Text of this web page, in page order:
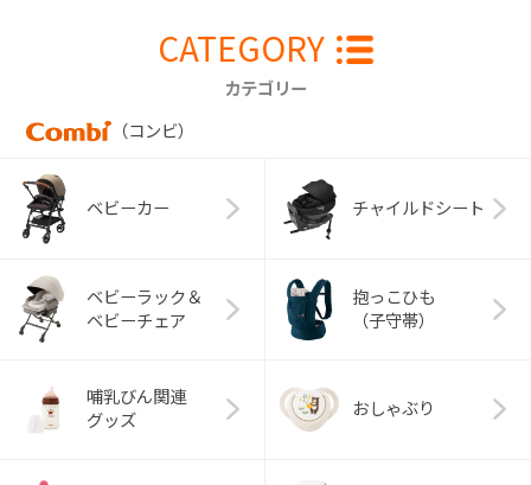
CATEGORY
カテゴリー
（コンビ）
ベビーカー チャイルドシート
ベビーラック＆
ベビーチェア
抱っこひも
（子守帯）
哺乳びん関連
グッズ
おしゃぶり